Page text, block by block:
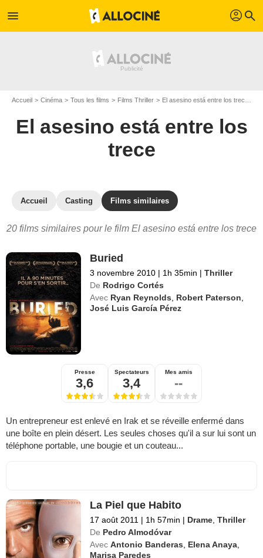
menu profil search
Accueil Cinéma Tous les films Films Thriller El asesino está entre los trece
El asesino está entre los
trece
Accueil Casting Films similaires
20 films similaires pour le film El asesino está entre los trece
Buried
3 novembre 2010 | 1h 35min | Thriller
De Rodrigo Cortés
Avec Ryan Reynolds Robert Paterson
José Luis García Pérez
Presse
3,6
Spectateurs
3,4
Mes amis
--
Un entrepreneur est enlevé en Irak et se réveille enfermé dans
une boîte en plein désert. Les seules choses qu'il a sur lui sont un
téléphone portable, une bougie et un couteau...
La Piel que Habito
17 août 2011 | 1h 57min | Drame ,Thriller
De Pedro Almodóvar
Avec Antonio Banderas Elena Anaya
Marisa Paredes